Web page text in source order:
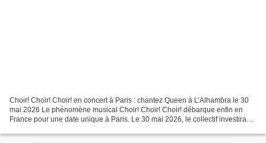
Choir! Choir! Choir! en concert à Paris : chantez Queen à L’Alhambra le 30
mai 2026 Le phénomène musical Choir! Choir! Choir! débarque enfin en
France pour une date unique à Paris. Le 30 mai 2026, le collectif investira